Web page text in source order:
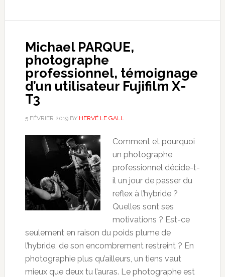
Michael PARQUE,
photographe
professionnel, témoignage
d’un utilisateur Fujifilm X-
T3
5 FÉVRIER 2019BY HERVÉ LE GALL
Comment et pourquoi
un photographe
professionnel décide-t-
il un jour de passer du
reflex à l’hybride ?
Quelles sont ses
motivations ? Est-ce
seulement en raison du poids plume de
l’hybride, de son encombrement restreint ? En
photographie plus qu’ailleurs, un tiens vaut
mieux que deux tu l’auras. Le photographe est